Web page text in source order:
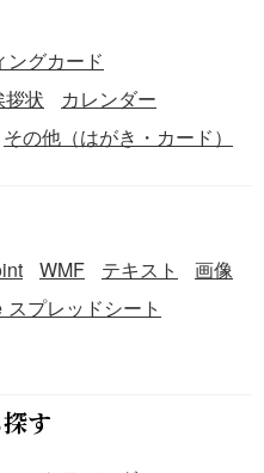
ングカード
状
カレンダー
その他（はがき・カード）
WMF テキスト
画像
スプレッドシート
す